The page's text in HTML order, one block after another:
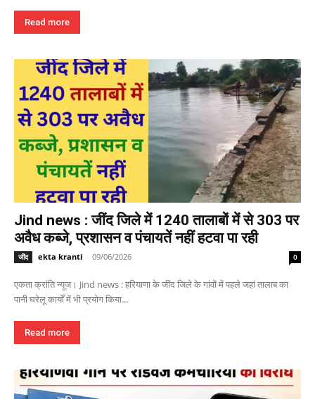
Read more
Jind news : जींद जिले में 1240 तालाबों में से 303 पर
अवैध कब्जे, प्रशासन व पंचायतें नहीं हटवा पा रही
जींद ekta kranti - 09/06/2026 0
एकता क्रांति न्यूज। Jind news : हरियाणा के जींद जिले के गांवों में पहले जहां तालाब का
पानी घरेलू कार्यों में भी प्रयोग किया...
Read more